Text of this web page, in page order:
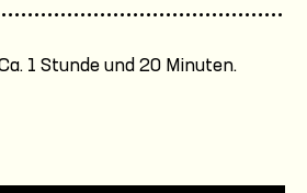
1 Stunde und 20 Minuten.